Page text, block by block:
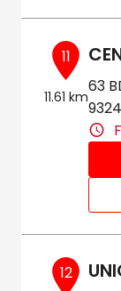
11
11.61 km
63
12